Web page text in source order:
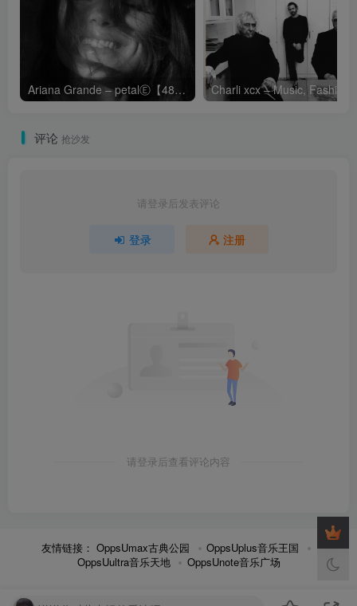
Ariana Grande – petalⒺ【48kHz／24bit】英国区
评论 抢沙发
请登录后发表评论
登录 注册
请登录后查看评论内容
友情链接： OppsUmax古典公园
OppsUplus音乐王国
OppsUultra音乐天地
OppsUnote音乐广场